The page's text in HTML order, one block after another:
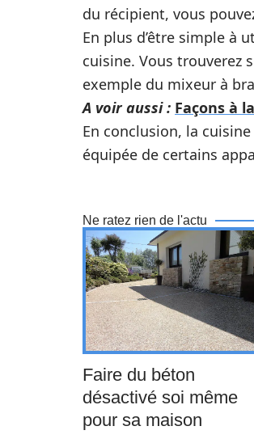
du récipient, vous
En plus d’être simple à
cuisine. Vous trouverez
exemple du mixeur à
A voir aussi : Façons à
En conclusion, la
équipée de certains
Ne ratez rien de l'actu
Faire du béton
désactivé soi même
pour sa maison